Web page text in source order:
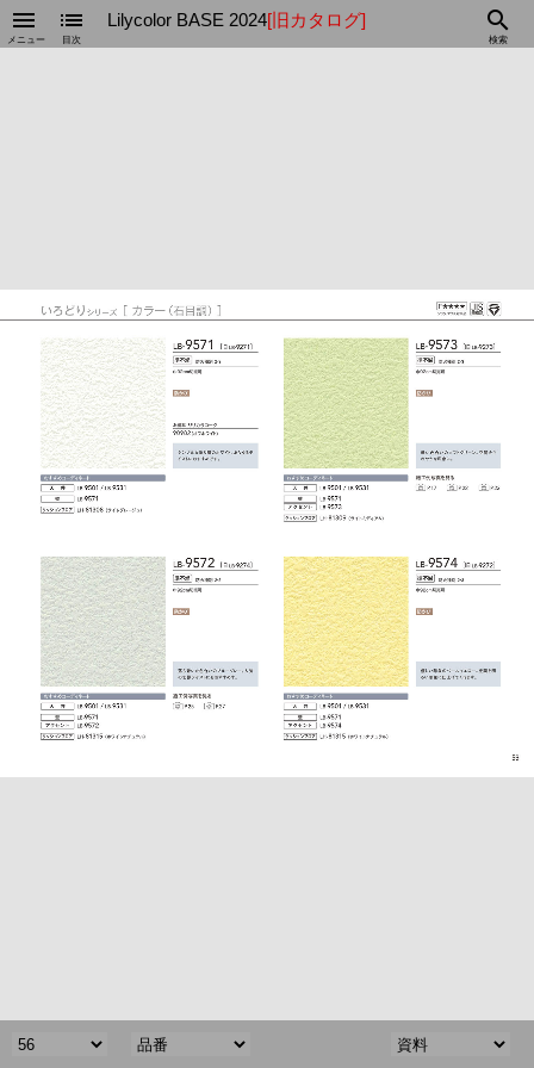
menu
メニュー
Lilycolor BASE 2024[旧カタログ]
list
目次
search
検索